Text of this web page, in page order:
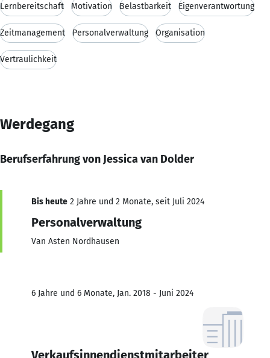
Lernbereitschaft Motivation Belastbarkeit Eigenverantwortung
Zeitmanagement Personalverwaltung Organisation
Vertraulichkeit
Werdegang
Berufserfahrung von Jessica van Dolder
Bis heute 2 Jahre und 2 Monate, seit Juli 2024
Personalverwaltung
Van Asten Nordhausen
6 Jahre und 6 Monate, Jan. 2018 - Juni 2024
Verkaufsinnendienstmitarbeiter